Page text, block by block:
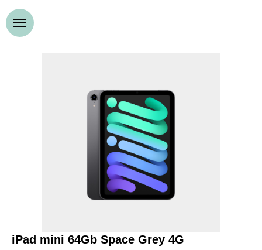
iPad mini 64Gb Space Grey 4G